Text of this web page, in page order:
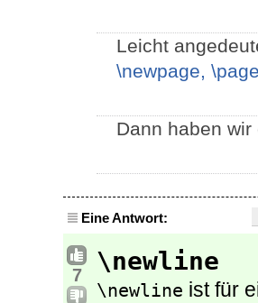
Leicht
\newpage,
Dann haben
Eine Antwort:
7 \newline
\newline ist für